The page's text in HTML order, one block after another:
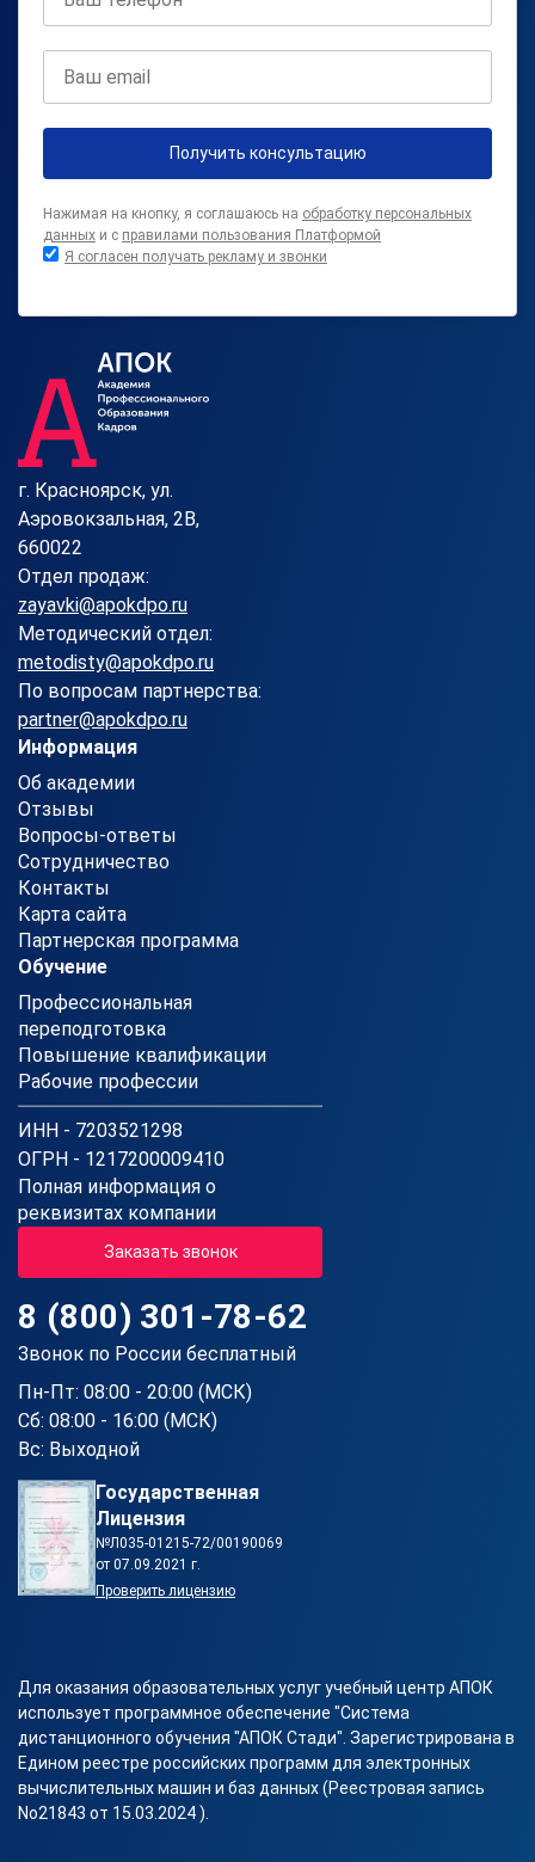
Получить консультацию
Нажимая на кнопку, я соглашаюсь на обработку персональных
данных и с правилами пользования Платформой
Я согласен получать рекламу и звонки
г. Красноярск, ул.
Аэровокзальная, 2В,
660022
Отдел продаж:
zayavki@apokdpo.ru
Методический отдел:
metodisty@apokdpo.ru
По вопросам партнерства:
partner@apokdpo.ru
Информация
Об академии
Отзывы
Вопросы-ответы
Сотрудничество
Контакты
Карта сайта
Партнерская программа
Обучение
Профессиональная
переподготовка
Повышение квалификации
Рабочие профессии
ИНН - 7203521298
ОГРН - 1217200009410
Полная информация о
реквизитах компании
Заказать звонок
8 (800) 301-78-62
Звонок по России бесплатный
Пн-Пт: 08:00 - 20:00 (МСК)
Сб: 08:00 - 16:00 (МСК)
Вс: Выходной
Государственная
Лицензия
№Л035-01215-72/00190069
от 07.09.2021 г.
Проверить лицензию
Для оказания образовательных услуг учебный центр АПОК
использует программное обеспечение "Система
дистанционного обучения "АПОК Стади". Зарегистрирована в
Едином реестре российских программ для электронных
вычислительных машин и баз данных (Реестровая запись
No21843 от 15.03.2024 ).